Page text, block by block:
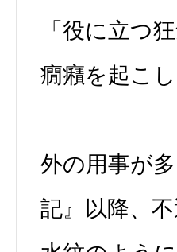
「役に立つ
癇癪を起こ
外の用事が
記』以降、